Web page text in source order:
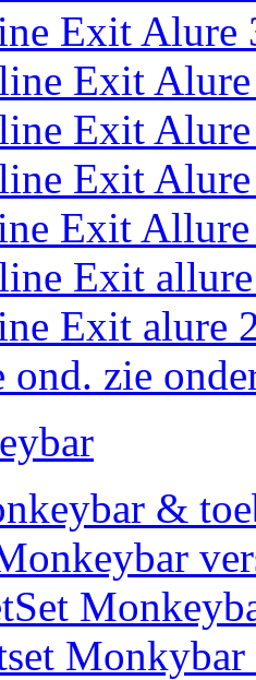
Exit Alure
Exit
Exit
Exit
Exit
Exit
Exit alure
zie
&